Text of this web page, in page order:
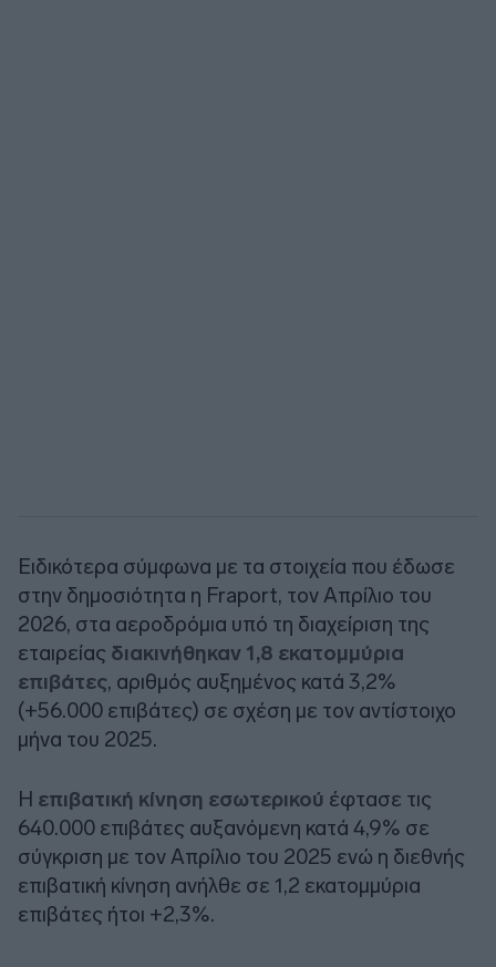
Ειδικότερα σύμφωνα με τα στοιχεία που έδωσε
στην δημοσιότητα η Fraport, τον Απρίλιο του
2026, στα αεροδρόμια υπό τη διαχείριση της
εταιρείας διακινήθηκαν 1,8 εκατομμύρια
επιβάτες, αριθμός αυξημένος κατά 3,2%
(+56.000 επιβάτες) σε σχέση με τον αντίστοιχο
μήνα του 2025.
Η επιβατική κίνηση εσωτερικού έφτασε τις
640.000 επιβάτες αυξανόμενη κατά 4,9% σε
σύγκριση με τον Απρίλιο του 2025 ενώ η διεθνής
επιβατική κίνηση ανήλθε σε 1,2 εκατομμύρια
επιβάτες ήτοι +2,3%.